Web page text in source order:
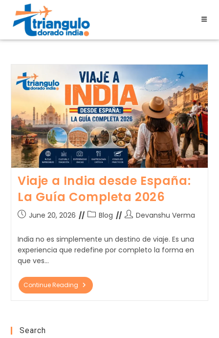
Viaje a India desde España:
La Guía Completa 2026
June 20, 2026 Blog Devanshu Verma
India no es simplemente un destino de viaje. Es una
experiencia que redefine por completo la forma en
que ves…
Continue Reading
Search